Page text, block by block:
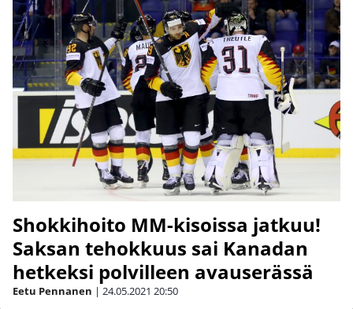
Shokkihoito MM-kisoissa jatkuu!
Saksan tehokkuus sai Kanadan
hetkeksi polvilleen avauserässä
Eetu Pennanen | 24.05.2021 20:50